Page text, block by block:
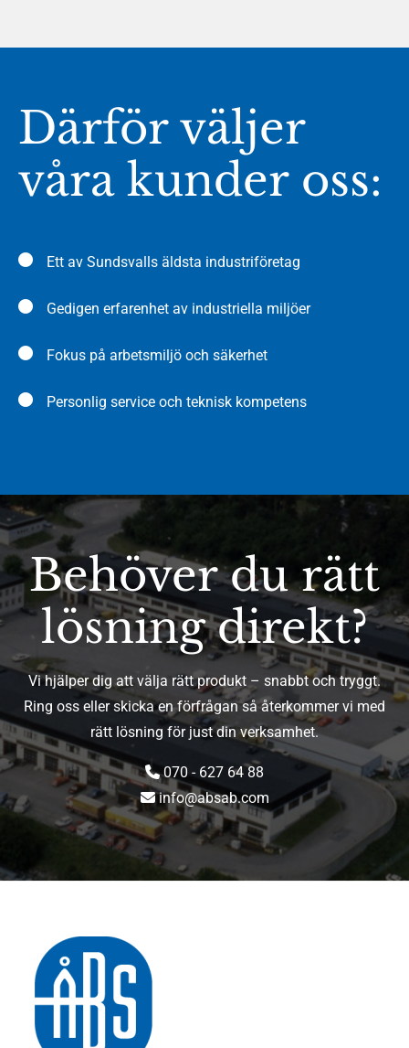
Därför väljer
våra kunder oss:
Ett av Sundsvalls äldsta industriföretag
Gedigen erfarenhet av industriella miljöer
Fokus på arbetsmiljö och säkerhet
Personlig service och teknisk kompetens
Behöver du rätt
lösning direkt?
Vi hjälper dig att välja rätt produkt – snabbt och tryggt.
Ring oss eller skicka en förfrågan så återkommer vi med
rätt lösning för just din verksamhet.
 070 - 627 64 88
 info@absab.com